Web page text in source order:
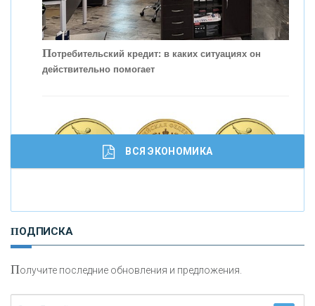
Скорость - один из главных трендов в
кредитовании бизнеса - «Интервью»
Потребительский кредит: в каких ситуациях он
действительно помогает
И
сохранения и увеличения капитала
ВСЯ ЭКОНОМИКА
ПОДПИСКА
Получите последние обновления и предложения.